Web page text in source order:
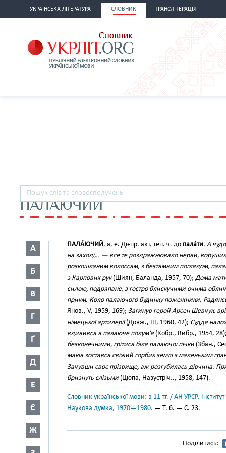
УКРАЇНСЬКА ЛІТЕРАТУРА СЛОВНИК ТРАНСЛІТЕРАЦІЯ
ПАЛАЮЧИЙ
А
Б
В
Г
Ґ
Д
Е
Є
Ж
ПАЛА́ЮЧИЙ, а, е. Дієпр. акт. теп. ч. до пала́ти. А
на заході,.. — все те роздражнювало нерви,
розкошланим волоссям, з безтямним поглядом,
з Карпових рук(Шиян, Баланда, 1957, 70);Дома
силою, подряпане, з гостро блискучими очима
прикм. Коло палаючого будинку пожежники.
Янов., V, 1959, 169); Загинув герой Арсен Шевчук,
німецької артилерії(Довж., III, 1960, 42); Суддя
вдивився в палаюче полум’я (Кобр., Вибр., 1954,
безконечними, грітися біля палаючої пічки (Збан.,
маків зостався свіжий горбик землі з маленьким
Зачувши своє прізвище, аж розгубилась дівчина.
бризнуть слізьми (Цюпа, Назустріч.., 1958, 147).
Словник української мови: в 11 тт. / АН УРСР.
Наукова думка, 1970—1980. — Т. 6. — С. 23.
Поділитись: